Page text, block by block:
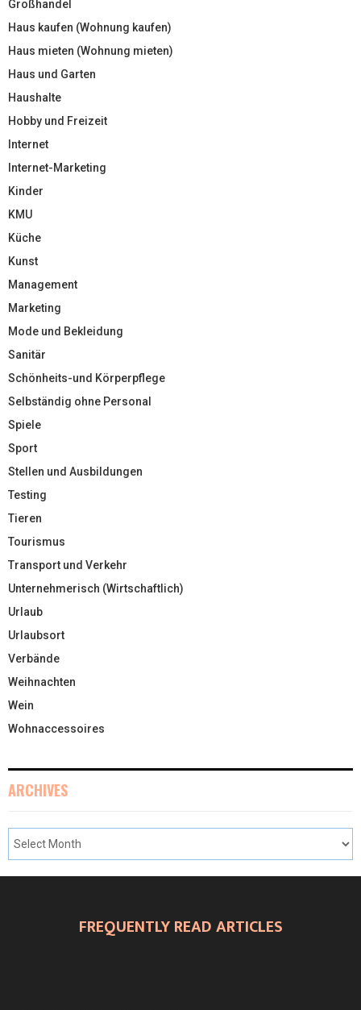
Großhandel
Haus kaufen (Wohnung kaufen)
Haus mieten (Wohnung mieten)
Haus und Garten
Haushalte
Hobby und Freizeit
Internet
Internet-Marketing
Kinder
KMU
Küche
Kunst
Management
Marketing
Mode und Bekleidung
Sanitär
Schönheits-und Körperpflege
Selbständig ohne Personal
Spiele
Sport
Stellen und Ausbildungen
Testing
Tieren
Tourismus
Transport und Verkehr
Unternehmerisch (Wirtschaftlich)
Urlaub
Urlaubsort
Verbände
Weihnachten
Wein
Wohnaccessoires
ARCHIVES
FREQUENTLY READ ARTICLES